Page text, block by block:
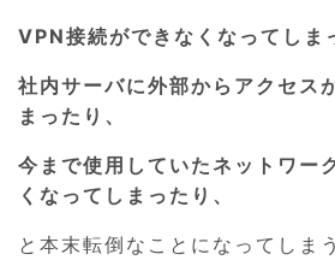
VPN接続ができなくなってしま
社内サーバに外部からアクセス
まったり、
今まで使用していたネットワー
くなってしまったり、
と本末転倒なことになってしま